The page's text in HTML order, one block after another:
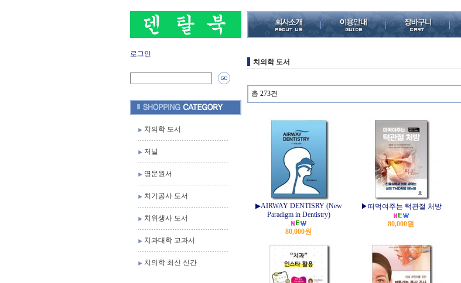
로그인
치의학 도서
저널
영문원서
치기공사 도서
치위생사 도서
치과대학 교과서
치의학 최신 신간
치의학 도서
총 273건
▶AIRWAY DENTISRY (New
Paradigm in Dentistry)
80,000원
▶떠먹여주는 턱관절 처방
80,000원